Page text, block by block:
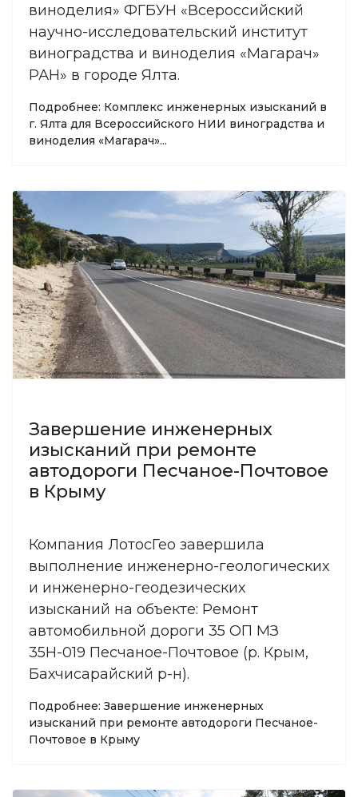
виноделия» ФГБУН «Всероссийский
научно-исследовательский институт
виноградства и виноделия «Магарач»
РАН» в городе Ялта.
Подробнее: Комплекс инженерных изысканий в
г. Ялта для Всероссийского НИИ виноградства и
виноделия «Магарач»...
Завершение инженерных
изысканий при ремонте
автодороги Песчаное-Почтовое
в Крыму
Компания ЛотосГео завершила
выполнение инженерно-геологических
и инженерно-геодезических
изысканий на объекте: Ремонт
автомобильной дороги 35 ОП МЗ
35Н-019 Песчаное-Почтовое (р. Крым,
Бахчисарайский р-н).
Подробнее: Завершение инженерных
изысканий при ремонте автодороги Песчаное-
Почтовое в Крыму